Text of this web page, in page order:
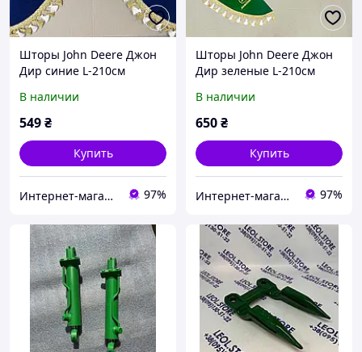
Шторы John Deere Джон
Дир синие L-210см
стекла, уголки бокового
стекла) John Deere
В наличии
549₴
Купить
Интернет-магазин "Деталион" 97%
Шторы John Deere Джон
Дир зеленые L-210см
стекла, уголки бокового
стекла) John Deere
В наличии
650₴
Купить
Интернет-магазин "Деталион" 97%